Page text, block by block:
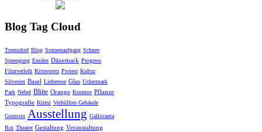
Blog Tag Cloud
Tremsdorf Blog Sonnenaufgang Schnee
Sprengung Emden Dänemark Progress
Filmverleih Ritterstern Protest Kultur
Silvester Basel Lieberose Glas Uckermark
Park Nebel Blüte Orange Kosmos Pflanze
Typografie Krimi Verhülltes Gebäude
Grumsin Ausstellung Gallocanta
Rot Theater Gestaltung Veranstaltung